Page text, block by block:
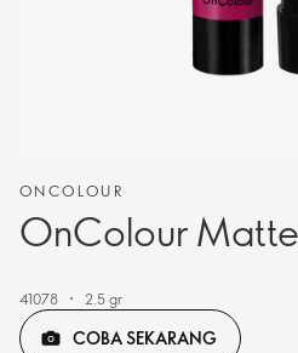
ONCOLOUR
OnColour
41078 2.5 gr
COBA SEKARANG